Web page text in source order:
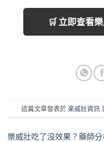
🛒 立即查看
這篇文章發表於楽威壯資訊
樂威壯吃了沒效果？藥師